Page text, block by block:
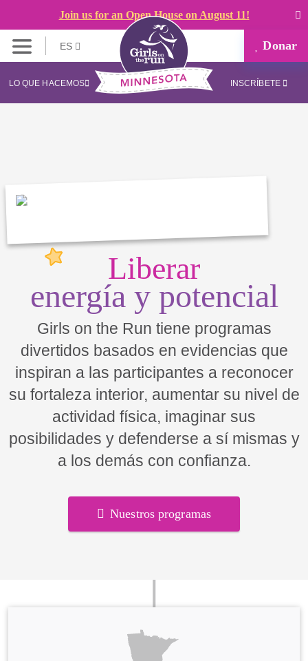
Join us for an Open House on August 11!
ES Donar
LO QUE HACEMOS INSCRÍBETE
Liberar
energía y potencial
Girls on the Run tiene programas
divertidos basados en evidencias que
inspiran a las participantes a reconocer
su fortaleza interior, aumentar su nivel de
actividad física, imaginar sus
posibilidades y defenderse a sí mismas y
a los demás con confianza.
Nuestros programas